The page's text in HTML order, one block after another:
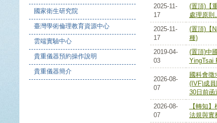
2025-11-
17
(置頂)【
處理原則
2025-11-
17
(置頂)【
種)
2019-04-
03
(置頂)中
YingTsai
2026-08-
07
國科會徵
(IVF)成
30日前函
2026-08-
07
【轉知
法規與實
國家衛生研究院
臺灣學術倫理教育資源中心
雲端實驗中心
貴重儀器預約操作說明
貴重儀器簡介